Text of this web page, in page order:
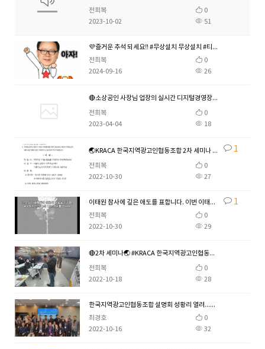
전희복
0
51
2023-10-02
💜즐거운 추석 되세요‼️ #무상설치 무상설치 #티콘 #인공지능 #이모티콘 #나만의_인공지능_이모티콘 #티콘 #대한면국 #쌀면 #쌀국수 #우리쌀국수 #100프로쌀국수 #쌀 #쌀라면
전희복
0
26
2024-09-16
🔴소상공인 사장님 업장의 실시간 디지털경영장부(머니맵)을 지원합니다‼️ 📌 롯데카드 발급 받고 디지털경영장부 지원받자‼️ #신청하세요‼️‼️‼️ 🌏#소기업 #소상공인 #자영업
전희복
0
18
2023-04-04
🌏KRACA 한국지역광고인협동조합 2차 세미나 함께 공동의 목표를 만들어 가는 우리는 지역광고인 ‼️ "#지역광고인도_국민이다" ‼️ "#전국_지역광고인이_살아야_대한민국이_ 1
전희복
0
27
2022-10-30
이태원 참사에 깊은 애도를 표합니다. 이번 이태원 참사로 유명을 달리하신 분들의 명복을 빕니다. 고인의 가족분들께 위로의 마음을 전하며, 부상당하신 분들의 빠른 쾌유를 빕니다. 1
전희복
0
29
2022-10-30
🔴2차 세미나🌏 #KRACA 한국지역광고인협동조합 설명회 밎 전국지부장 확정❤️11월 4일 금요일 2시~9시(저녁식사) #지역광고인도_국민이다 ‼️ #광고 #광고인 #가맹점모집인
전희복
0
28
2022-10-18
한국지역광고인협동조합 설명회 성황리 열려...
최경호
0
32
2022-10-16